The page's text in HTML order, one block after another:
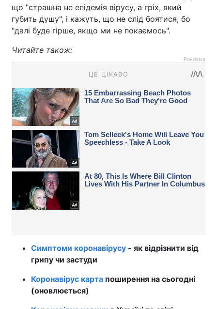
що "страшна не епідемія вірусу, а гріх, який
губить душу", і кажуть, що не слід боятися, бо
"далі буде гірше, якщо ми не покаємось".
Читайте також:
Реклама
Симптоми коронавірусу - як відрізнити від
грипу чи застуди
Коронавірус карта поширення на сьогодні
(оновлюється)